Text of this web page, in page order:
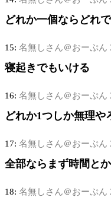
どれか一個ならどれ
15: 名無しさん＠おーぷん
寝起きでもいける
16: 名無しさん＠おーぷん
どれか1つしか無理や
17: 名無しさん＠おーぷん
全部ならまず時間と
18: 名無しさん＠おーぷん